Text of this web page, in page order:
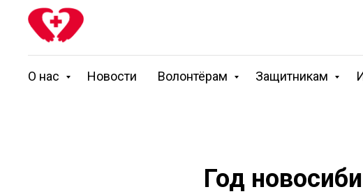
О нас Новости Волонтёрам Защитникам
Год